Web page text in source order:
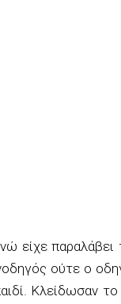
είχε παραλάβει
ούτε ο
Κλείδωσαν